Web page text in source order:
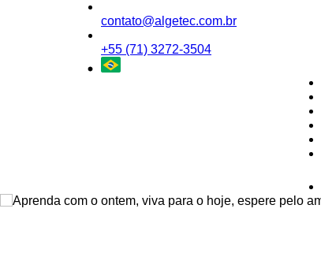
contato@algetec.com.br
+55 (71) 3272-3504